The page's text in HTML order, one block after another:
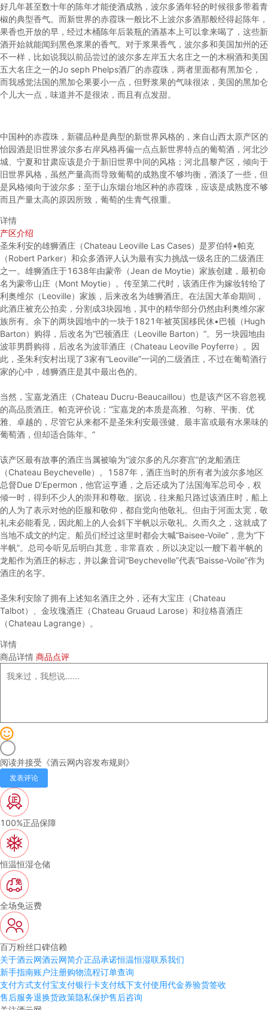
好几年甚至数十年的陈年才能使酒成熟，波尔多酒年轻的时候很多带着青
椒的典型香气。而新世界的赤霞珠一般比不上波尔多酒那般经得起陈年，
果香也开放的早，经过木桶陈年后装瓶的酒基本上可以拿来喝了，这些新
酒开始就能闻到黑色浆果的香气。对于浆果香气，波尔多和美国加州的还
不一样，比如说我以前品尝过的波尔多左岸五大名庄之一的木桐酒和美国
五大名庄之一的Jo seph Phelps酒厂的赤霞珠，两者里面都有黑加仑，
而我感觉法国的黑加仑果要小一点，但野浆果的气味很浓，美国的黑加仑
个儿大一点，味道并不是很浓，而且有点发甜。
中国种的赤霞珠，新疆品种是典型的新世界风格的，来自山西太原产区的
怡园酒是旧世界波尔多右岸风格再偏一点点新世界特点的葡萄酒，河北沙
城、宁夏和甘肃应该是介于新旧世界中间的风格；河北昌黎产区，倾向于
旧世界风格，虽然产量高而导致葡萄的成熟度不够均衡，酒淡了一些，但
是风格倾向于波尔多；至于山东烟台地区种的赤霞珠，应该是成熟度不够
而且产量太高的原因所致，葡萄的生青气很重。
详情
产区介绍
圣朱利安的雄狮酒庄（Chateau Leoville Las Cases）是罗伯特•帕克
（Robert Parker）和众多酒评人认为最有实力挑战一级名庄的二级酒庄
之一。雄狮酒庄于1638年由蒙帝（Jean de Moytie）家族创建，最初命
名为蒙帝山庄（Mont Moytie）。传至第二代时，该酒庄作为嫁妆转给了
利奥维尔（Leoville）家族，后来改名为雄狮酒庄。在法国大革命期间，
此酒庄被充公拍卖，分割成3块园地，其中的精华部分仍然由利奥维尔家
族所有。余下的两块园地中的一块于1821年被英国移民休•巴顿（Hugh
Barton）购得，后改名为“巴顿酒庄（Leoville Barton）”。另一块园地由
波菲男爵购得，后改名为波菲酒庄（Chateau Leoville Poyferre）。因
此，圣朱利安村出现了3家有“Leoville”一词的二级酒庄，不过在葡萄酒行
家的心中，雄狮酒庄是其中最出色的。
当然，宝嘉龙酒庄（Chateau Ducru-Beaucaillou）也是该产区不容忽视
的高品质酒庄。帕克评价说：“宝嘉龙的本质是高雅、匀称、平衡、优
雅、卓越的，尽管它从来都不是圣朱利安最强健、最丰富或最有水果味的
葡萄酒，但却适合陈年。”
该产区最有故事的酒庄当属被喻为“波尔多的凡尔赛宫”的龙船酒庄
（Chateau Beychevelle）。1587年，酒庄当时的所有者为波尔多地区
总督Due D’Epermon，他官运亨通，之后还成为了法国海军总司令，权
倾一时，得到不少人的崇拜和尊敬。据说，往来船只路过该酒庄时，船上
的人为了表示对他的臣服和敬仰，都自觉向他敬礼。但由于河面太宽，敬
礼未必能看见，因此船上的人会斜下半帆以示敬礼。久而久之，这就成了
当地不成文的约定。船员们经过这里时都会大喊“Baisee-Voile”，意为“下
半帆”。总司令听见后明白其意，非常喜欢，所以决定以一艘下着半帆的
龙船作为酒庄的标志，并以象音词“Beychevelle”代表“Baisse-Voile”作为
酒庄的名字。
圣朱利安除了拥有上述知名酒庄之外，还有大宝庄（Chateau
Talbot）、金玫瑰酒庄（Chateau Gruaud Larose）和拉格喜酒庄
（Chateau Lagrange）。
详情
商品详情 商品点评
阅读并接受《酒云网内容发布规则》
发表评论
100%正品保障
恒温恒湿仓储
全场免运费
百万粉丝口碑信赖
关于酒云网酒云网简介正品承诺恒温恒湿联系我们
新手指南账户注册购物流程订单查询
支付方式支付宝支付银行卡支付线下支付使用代金券验货签收
售后服务退换货政策隐私保护售后咨询